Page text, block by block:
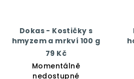
Dokas - Kostičky s
hmyzem a mrkví 100 g
79 Kč
Momentálně
nedostupné